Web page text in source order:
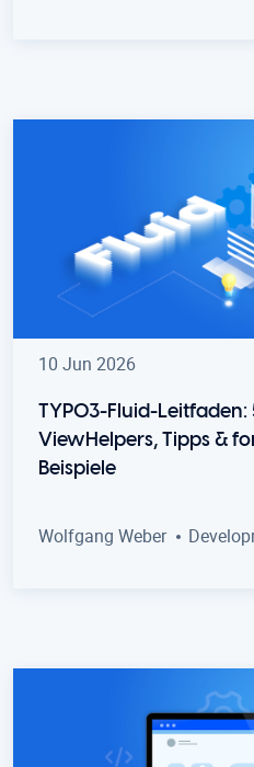
10 Jun 2026
TYPO3-Fluid-Leitfaden:
ViewHelpers, Tipps &
Beispiele
Wolfgang Weber